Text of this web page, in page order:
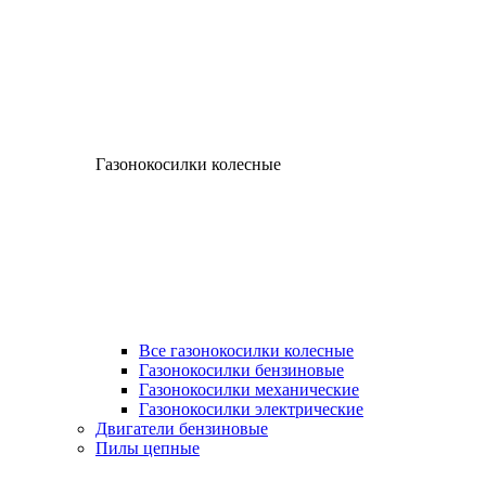
Газонокосилки колесные
Все газонокосилки колесные
Газонокосилки бензиновые
Газонокосилки механические
Газонокосилки электрические
Двигатели бензиновые
Пилы цепные